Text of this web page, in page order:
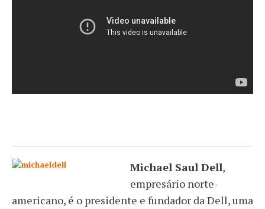
Michael Saul Dell,
empresário norte-
americano, é o presidente e fundador da Dell, uma